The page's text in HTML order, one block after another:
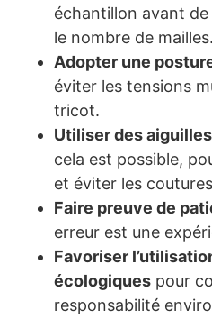
échantillon avant
le nombre de mailles.
Adopter une
éviter les tensions
tricot.
Utiliser des
cela est possible,
et éviter les
Faire preuve de
erreur est une
Favoriser
écologiques pour
responsabilité